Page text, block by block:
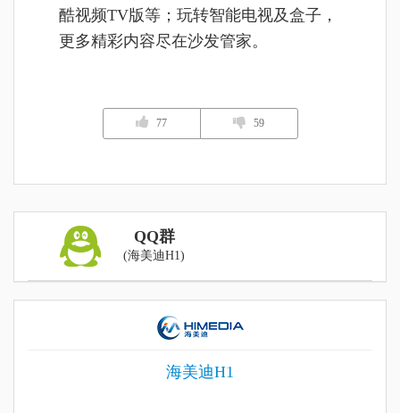
酷视频TV版等；玩转智能电视及盒子，
更多精彩内容尽在沙发管家。
77 59
QQ群
(海美迪H1)
海美迪H1